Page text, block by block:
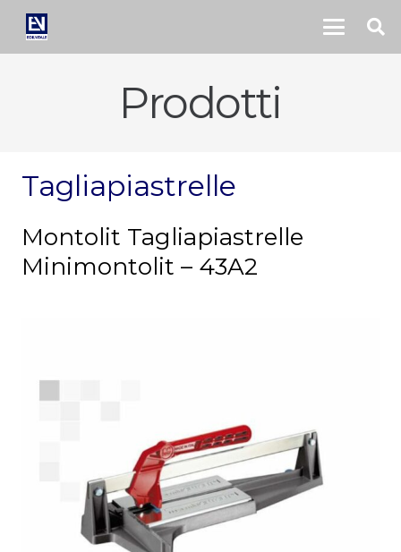
Prodotti
Tagliapiastrelle
Montolit Tagliapiastrelle
Minimontolit – 43A2